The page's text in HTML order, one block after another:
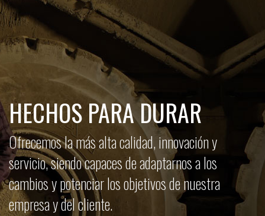
HECHOS PARA DURAR
Ofrecemos la más alta calidad, innovación y
servicio, siendo capaces de adaptarnos a los
cambios y potenciar los objetivos de nuestra
empresa y del cliente.